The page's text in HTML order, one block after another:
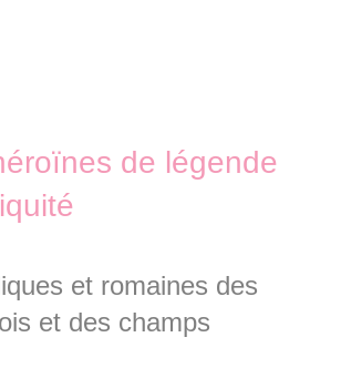
de légende
et romaines des
et des champs